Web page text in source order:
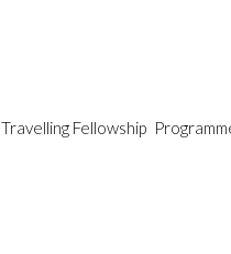
Travelling Fellowship